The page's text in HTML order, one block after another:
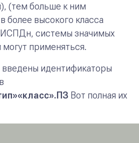
(тем больше к ним
более высокого класса
системы значимых
применяться.
введены идентификаторы
Вот полная их